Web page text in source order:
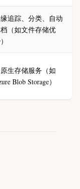
追踪、分类、自动
（如文件存储优
生存储服务（如
Blob Storage）